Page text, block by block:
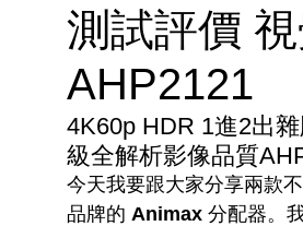
測試評價
AHP2121
4K60p HDR 1進2出
級全解析影像品質
今天我要跟大家分享兩款
品牌的 Animax 分配器。